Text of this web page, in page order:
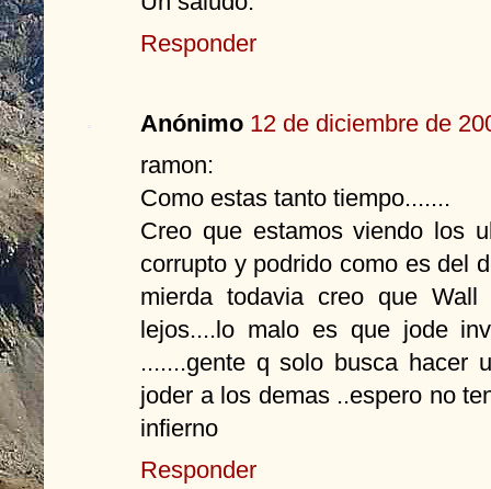
Responder
Anónimo 12 de diciembre de
ramon:
Como estas tanto tiempo.......
Creo que estamos viendo los
corrupto y podrido como es del
mierda todavia creo que
lejos....lo malo es que jode
.......gente q solo busca hacer
joder a los demas ..espero no
infierno
Responder